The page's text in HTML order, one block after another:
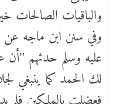
والباقيات الصالحات
وفي سنن ابن ماجه عن
عليه وسلم حدثهم "أن
لك الحمد كما
فعضلت بالملكين فلم